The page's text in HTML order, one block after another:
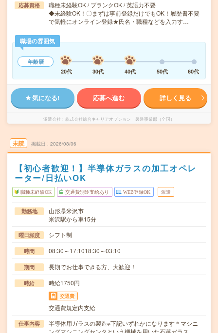
応募資格
職種未経験OK / ブランクOK / 英語力不要
◆未経験OK！〇まずは事前登録だけでもOK！履歴書不要
で気軽にオンライン登録★氏名・職種などを入力す…
職場の雰囲気
年齢層
20代
30代 40代 50代 60代
気になる! 応募へ進む 詳しく見る
派遣会社 株式会社綜合キャリアオプション 製造事業部（全国）
未読 掲載日 2026/08/06
【初心者歓迎！】半導体ガラスの加工オペレ
ーター/日払いOK
職種未経験OK 交通費別途支給あり WEB登録OK 派遣
勤務地
山形県米沢市
米沢駅から車15分
曜日頻度 シフト制
時間 08:30～17:1018:30～03:10
期間 長期でお仕事できる方、大歓迎！
時給 時給1750円
交通費
交通費規定内支給
仕事内容
半導体用ガラスの製造※下記いずれかになります＊マシニ
ングマシニングセンタという機械を用いた石英ガラス…